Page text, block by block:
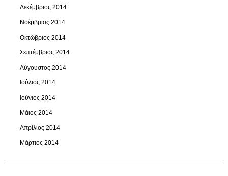
Δεκέμβριος 2014
Νοέμβριος 2014
Οκτώβριος 2014
Σεπτέμβριος 2014
Αύγουστος 2014
Ιούλιος 2014
Ιούνιος 2014
Μάιος 2014
Απρίλιος 2014
Μάρτιος 2014